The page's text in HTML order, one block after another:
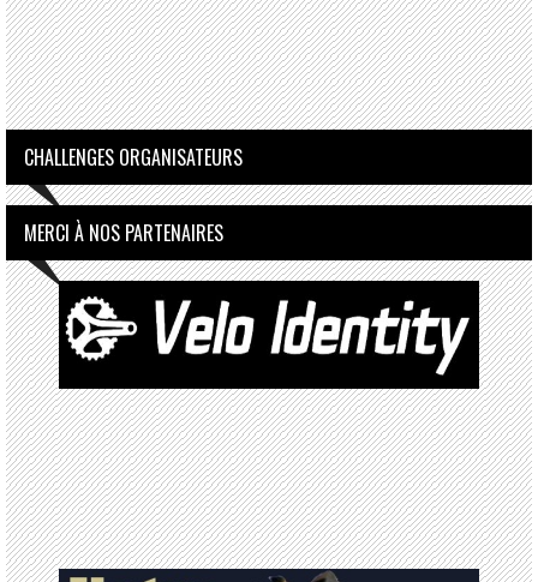
CHALLENGES ORGANISATEURS
MERCI À NOS PARTENAIRES